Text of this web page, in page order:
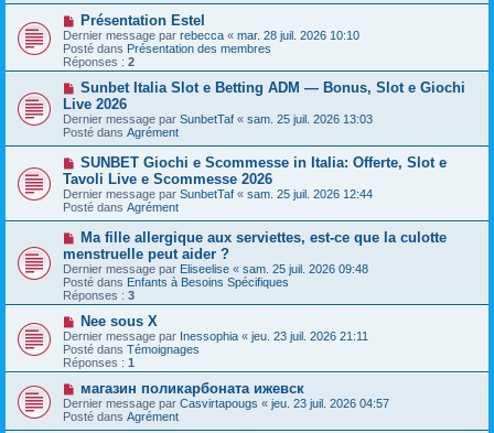
e
e
s
a
g
e
e
a
u
m
e
s
a
g
e
N
o
u
v
e
a
u
m
e
s
s
a
g
e
Présentation Estel
Dernier message par rebecca « mar. 28 juil. 2026 10:10
Posté dans Présentation des membres
Réponses : 2
N
u
v
e
a
u
m
e
s
a
g
e
Sunbet Italia Slot e Betting ADM — Bonus, Slot e Giochi
Live 2026
Dernier message par SunbetTaf « sam. 25 juil. 2026 13:03
Posté dans Agrément
N
u
v
e
a
m
e
s
s
a
g
e
SUNBET Giochi e Scommesse in Italia: Offerte, Slot e
Tavoli Live e Scommesse 2026
Dernier message par SunbetTaf « sam. 25 juil. 2026 12:44
Posté dans Agrément
N
u
v
e
a
u
m
e
s
s
g
e
Ma fille allergique aux serviettes, est-ce que la culotte
menstruelle peut aider ?
Dernier message par Eliseelise « sam. 25 juil. 2026 09:48
Posté dans Enfants à Besoins Spécifiques
Réponses : 3
N
o
u
v
e
a
u
m
e
Nee sous X
Dernier message par Inessophia « jeu. 23 juil. 2026 21:11
Posté dans Témoignages
Réponses : 1
N
o
u
v
магазин поликарбоната ижевск
Dernier message par Casvirtapougs « jeu. 23 juil. 2026 04:57
Posté dans Agrément